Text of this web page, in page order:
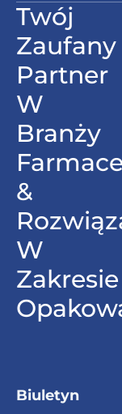
Twój
Zaufany
Partner
W
Branży
&
W
Zakresie
Biuletyn